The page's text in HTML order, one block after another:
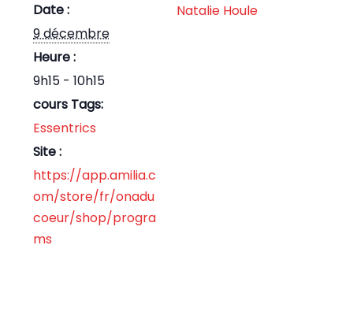
Date :
9 décembre
Heure :
9h15 - 10h15
cours Tags:
Essentrics
Site :
https://app.amilia.c
om/store/fr/onadu
coeur/shop/progra
ms
Natalie Houle